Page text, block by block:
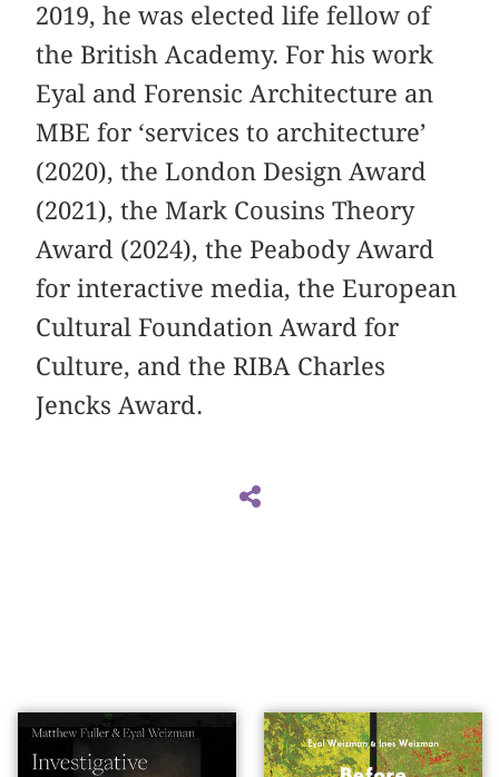
2019, he was elected life fellow of
the British Academy. For his work
Eyal and Forensic Architecture an
MBE for ‘services to architecture’
(2020), the London Design Award
(2021), the Mark Cousins Theory
Award (2024), the Peabody Award
for interactive media, the European
Cultural Foundation Award for
Culture, and the RIBA Charles
Jencks Award.